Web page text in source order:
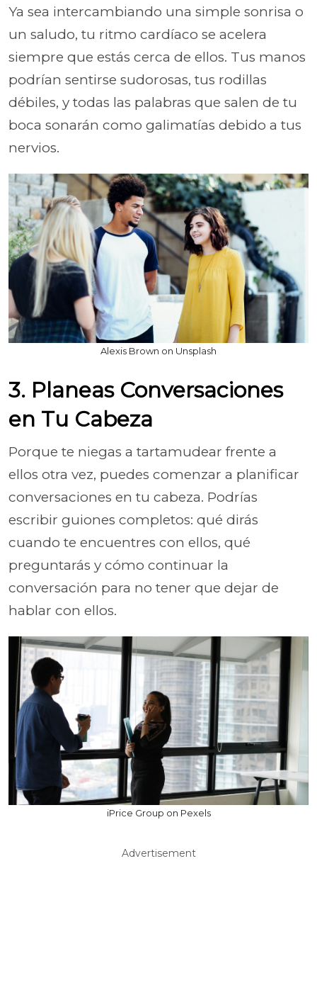
Ya sea intercambiando una simple sonrisa o
un saludo, tu ritmo cardíaco se acelera
siempre que estás cerca de ellos. Tus manos
podrían sentirse sudorosas, tus rodillas
débiles, y todas las palabras que salen de tu
boca sonarán como galimatías debido a tus
nervios.
Alexis Brown on Unsplash
3. Planeas Conversaciones
en Tu Cabeza
Porque te niegas a tartamudear frente a
ellos otra vez, puedes comenzar a planificar
conversaciones en tu cabeza. Podrías
escribir guiones completos: qué dirás
cuando te encuentres con ellos, qué
preguntarás y cómo continuar la
conversación para no tener que dejar de
hablar con ellos.
iPrice Group on Pexels
Advertisement